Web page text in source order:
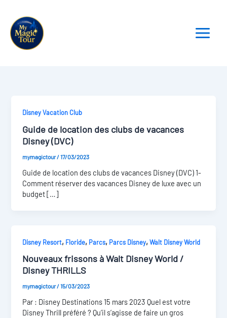
contenu
Disney Vacation Club
Guide de location des clubs de vacances
Disney (DVC)
mymagictour/17/03/2023
Guide de location des clubs de vacances Disney (DVC) 1-
Comment réserver des vacances Disney de luxe avec un
budget […]
Disney Resort, Floride, Parcs, Parcs Disney,Walt Disney World
Nouveaux frissons à Walt Disney World /
Disney THRILLS
mymagictour/15/03/2023
Par : Disney Destinations 15 mars 2023 Quel est votre
Disney Thrill préféré ? Qu’il s’agisse de faire un gros